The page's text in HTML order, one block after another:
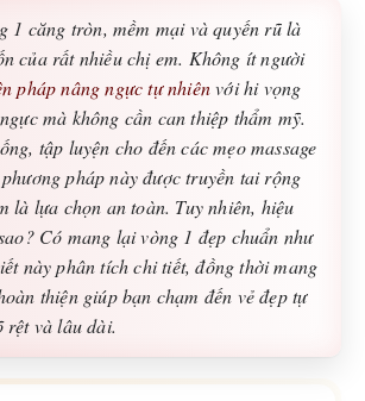
1 căng tròn, mềm mại và quyến rũ là
của rất nhiều chị em. Không ít người
pháp nâng ngực tự nhiênvới hi vọng
mà không cần can thiệp thẩm mỹ.
tập luyện cho đến các mẹo massage
pháp này được truyền tai rộng
là lựa chọn an toàn. Tuy nhiên, hiệu
Có mang lại vòng 1 đẹp chuẩn như
này phân tích chi tiết, đồng thời mang
thiện giúp bạn chạm đến vẻ đẹp tự
rệt và lâu dài.